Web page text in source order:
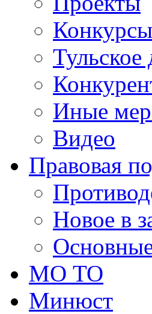
Конкурсы
Тульское
Иные
Видео
Правовая
Новое в
МО ТО
Минюст